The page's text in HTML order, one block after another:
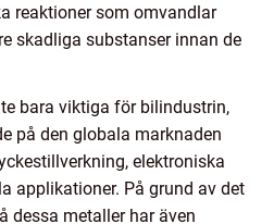
reaktioner som omvandlar
skadliga substanser innan de
bara viktiga för bilindustrin,
på den globala marknaden
elektroniska
applikationer. På grund av det
dessa metaller har även